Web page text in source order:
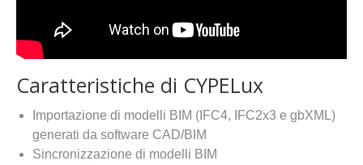
Caratteristiche di CYPELux
Importazione di modelli BIM (IFC4, IFC2x3 e gbXML)
generati da software CAD/BIM
Sincronizzazione di modelli BIM